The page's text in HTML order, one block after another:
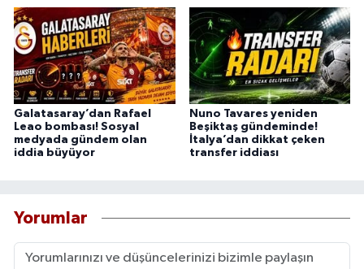
Galatasaray’dan Rafael
Leao bombası! Sosyal
medyada gündem olan
iddia büyüyor
Nuno Tavares yeniden
Beşiktaş gündeminde!
İtalya’dan dikkat çeken
transfer iddiası
Yorumlar